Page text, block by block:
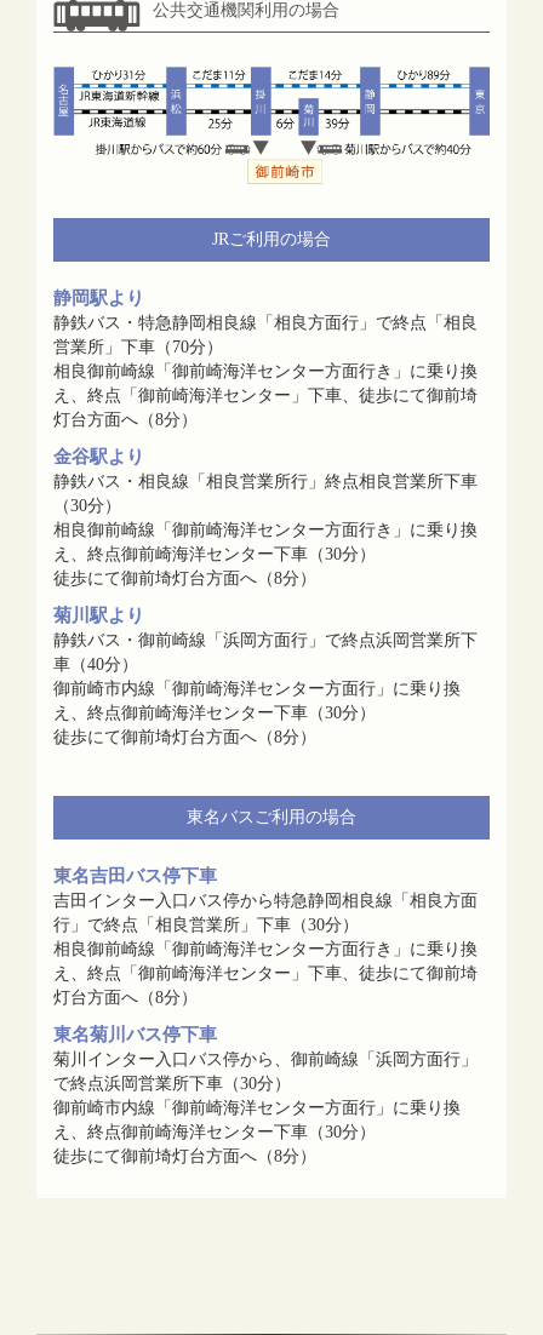
公共交通機関利用の場合
JRご利用の場合
静岡駅より
静鉄バス・特急静岡相良線「相良方面行」で終点「相良
営業所」下車（70分）
相良御前崎線「御前崎海洋センター方面行き」に乗り換
え、終点「御前崎海洋センター」下車、徒歩にて御前埼
灯台方面へ（8分）
金谷駅より
静鉄バス・相良線「相良営業所行」終点相良営業所下車
（30分）
相良御前崎線「御前崎海洋センター方面行き」に乗り換
え、終点御前崎海洋センター下車（30分）
徒歩にて御前埼灯台方面へ（8分）
菊川駅より
静鉄バス・御前崎線「浜岡方面行」で終点浜岡営業所下
車（40分）
御前崎市内線「御前崎海洋センター方面行」に乗り換
え、終点御前崎海洋センター下車（30分）
徒歩にて御前埼灯台方面へ（8分）
東名バスご利用の場合
東名吉田バス停下車
吉田インター入口バス停から特急静岡相良線「相良方面
行」で終点「相良営業所」下車（30分）
相良御前崎線「御前崎海洋センター方面行き」に乗り換
え、終点「御前崎海洋センター」下車、徒歩にて御前埼
灯台方面へ（8分）
東名菊川バス停下車
菊川インター入口バス停から、御前崎線「浜岡方面行」
で終点浜岡営業所下車（30分）
御前崎市内線「御前崎海洋センター方面行」に乗り換
え、終点御前崎海洋センター下車（30分）
徒歩にて御前埼灯台方面へ（8分）